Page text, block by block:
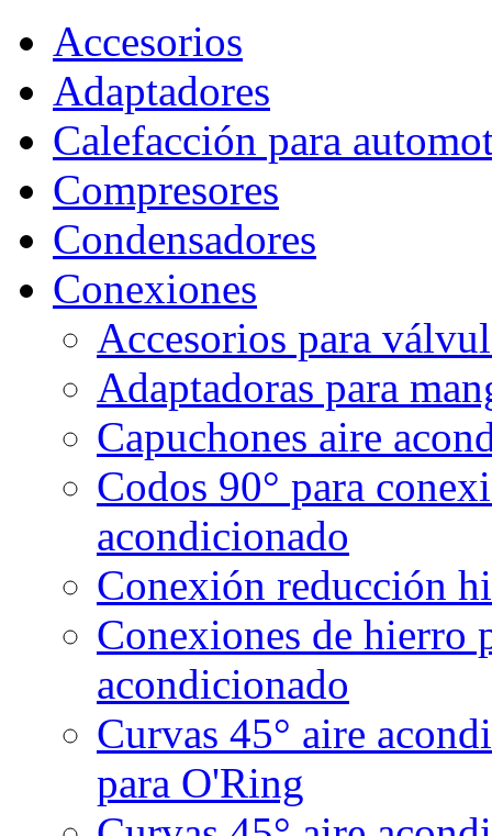
Accesorios
Adaptadores
Calefacción para
Compresores
Condensadores
Conexiones
Accesorios para
Adaptadoras para
Capuchones aire
Codos 90° para
acondicionado
Conexión reducción
Conexiones de hierro
acondicionado
Curvas 45° aire
para O'Ring